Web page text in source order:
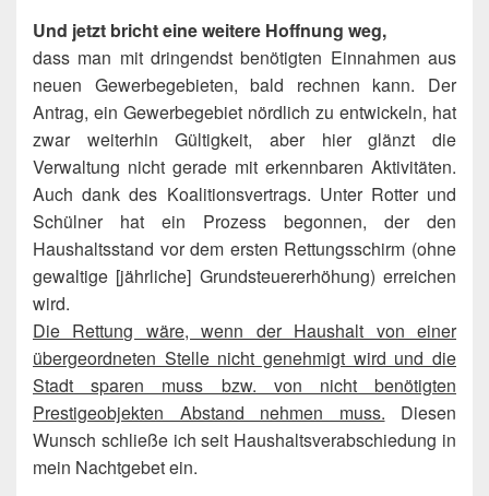
Und jetzt bricht eine weitere Hoffnung weg,
dass man mit dringendst benötigten Einnahmen aus
neuen Gewerbegebieten, bald rechnen kann. Der
Antrag, ein Gewerbegebiet nördlich zu entwickeln, hat
zwar weiterhin Gültigkeit, aber hier glänzt die
Verwaltung nicht gerade mit erkennbaren Aktivitäten.
Auch dank des Koalitionsvertrags. Unter Rotter und
Schülner hat ein Prozess begonnen, der den
Haushaltsstand vor dem ersten Rettungsschirm (ohne
gewaltige [jährliche] Grundsteuererhöhung) erreichen
wird.
Die Rettung wäre, wenn der Haushalt von einer
übergeordneten Stelle nicht genehmigt wird und die
Stadt sparen muss bzw. von nicht benötigten
Prestigeobjekten Abstand nehmen muss. Diesen
Wunsch schließe ich seit Haushaltsverabschiedung in
mein Nachtgebet ein.